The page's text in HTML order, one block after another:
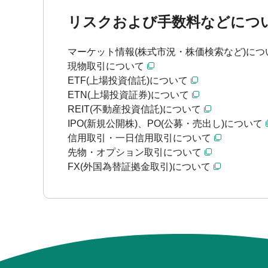
リスクおよび手数料などにつ
マーケット情報(株式市況・株価検索など)につ
現物取引について
ETF(上場投資信託)について
ETN(上場投資証券)について
REIT(不動産投資信託)について
IPO(新規公開株)、PO(公募・売出し)について
信用取引・一日信用取引について
先物・オプション取引について
FX(外国為替証拠金取引)について